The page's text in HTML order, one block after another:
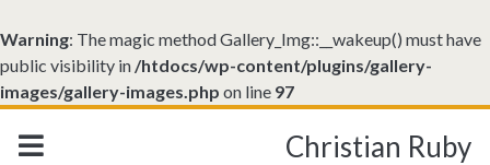
Warning: The magic method Gallery_Img::__wakeup() must have
public visibility in /htdocs/wp-content/plugins/gallery-
images/gallery-images.php on line 97
Christian Ruby